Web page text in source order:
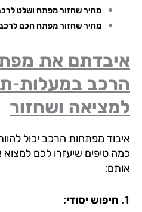
מחיר שחזור מפתח ושלט לרכב
מחיר שחזור מפתח חכם לרכב
מ-1,800 ₪
את
במעלות-
ושחזור
מפתחות הרכב יכול להוות
טיפים שיעזרו לכם למצוא את